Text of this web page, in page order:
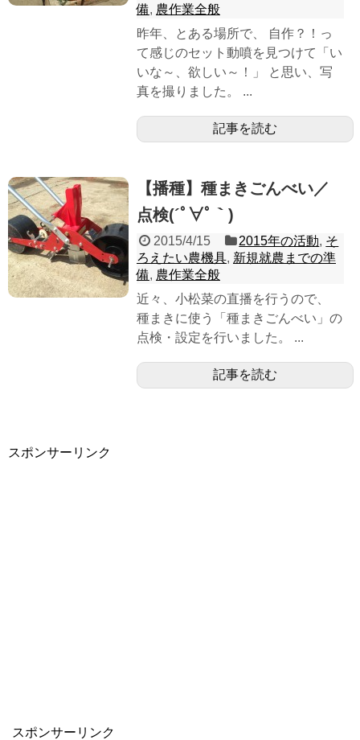
備, 農作業全般
昨年、とある場所で、 自作？！っ
て感じのセット動噴を見つけて「い
いな～、欲しい～！」 と思い、写
真を撮りました。 ...
記事を読む
【播種】種まきごんべい／
点検(´ﾟ∀ﾟ｀)
2015/4/15 2015年の活動, そ
ろえたい農機具, 新規就農までの準
備, 農作業全般
近々、小松菜の直播を行うので、
種まきに使う「種まきごんべい」の
点検・設定を行いました。 ...
記事を読む
スポンサーリンク
スポンサーリンク